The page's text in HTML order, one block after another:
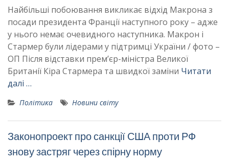
Найбільші побоювання викликає відхід Макрона з
посади президента Франції наступного року – адже
у нього немає очевидного наступника. Макрон і
Стармер були лідерами у підтримці України / фото –
ОП Після відставки прем’єр-міністра Великої
Британії Кіра Стармера та швидкої заміни Читати
далі …
Політика Новини світу
Законопроект про санкції США проти РФ
знову застряг через спірну норму